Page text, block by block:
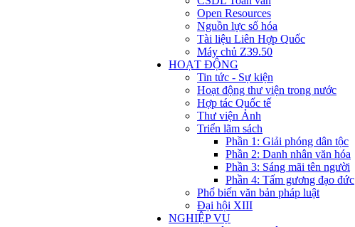
Open Resources
Nguồn lực số hóa
Tài liệu Liên Hợp Quốc
Máy chủ Z39.50
HOẠT ĐỘNG
Tin tức - Sự kiện
Hoạt động thư viện trong nước
Hợp tác Quốc tế
Thư viện Ảnh
Triển lãm sách
Phần 1: Giải phóng dân tộc
Phần 2: Danh nhân văn hóa
Phần 3: Sáng mãi tên người
Phần 4: Tấm gương đạo đức
Phổ biến văn bản pháp luật
Đại hội XIII
NGHIỆP VỤ